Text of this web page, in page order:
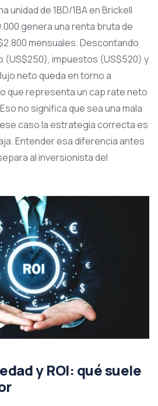
unidad de 1BD/1BA en Brickell
genera una renta bruta de
mensuales. Descontando
(US$250), impuestos (US$520) y
neto queda en torno a
que representa un cap rate neto
no significa que sea una mala
caso la estrategia correcta es
Entender esa diferencia antes
al inversionista del
y ROI: qué suele